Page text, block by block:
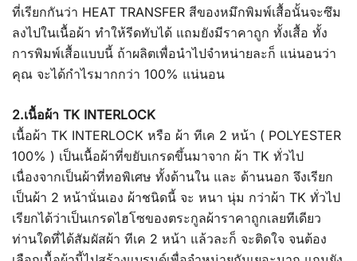
ที่เรียกกันว่า HEAT TRANSFER สีของหมึกพิมพ์เสื้อนั้นจะซึม
ลงไปในเนื้อผ้า ทำให้รีดทับได้ แถมยังมีราคาถูก ทั้งเสื้อ ทั้ง
การพิมพ์เสื้อแบบนี้ ถ้าผลิตเพื่อนำไปจำหน่ายละก็ แน่นอนว่า
คุณ จะได้กำไรมากกว่า 100% แน่นอน
2.เนื้อผ้า TK INTERLOCK
เนื้อผ้า TK INTERLOCK หรือ ผ้า ทีเค 2 หน้า ( POLYESTER
100% ) เป็นเนื้อผ้าที่ขยับเกรดขึ้นมาจาก ผ้า TK ทั่วไป
เนื่องจากเป็นผ้าที่ทอพิเศษ ทั้งด้านใน และ ด้านนอก จึงเรียก
เป็นผ้า 2 หน้านั่นเอง ผ้าชนิดนี้ จะ หนา นุ่ม กว่าผ้า TK ทั่วไป
เรียกได้ว่าเป็นเกรดไฮโซของตระกูลผ้าราคาถูกเลยทีเดียว
ท่านใดที่ได้สัมผัสผ้า ทีเค 2 หน้า แล้วละก็ จะติดใจ จนต้อง